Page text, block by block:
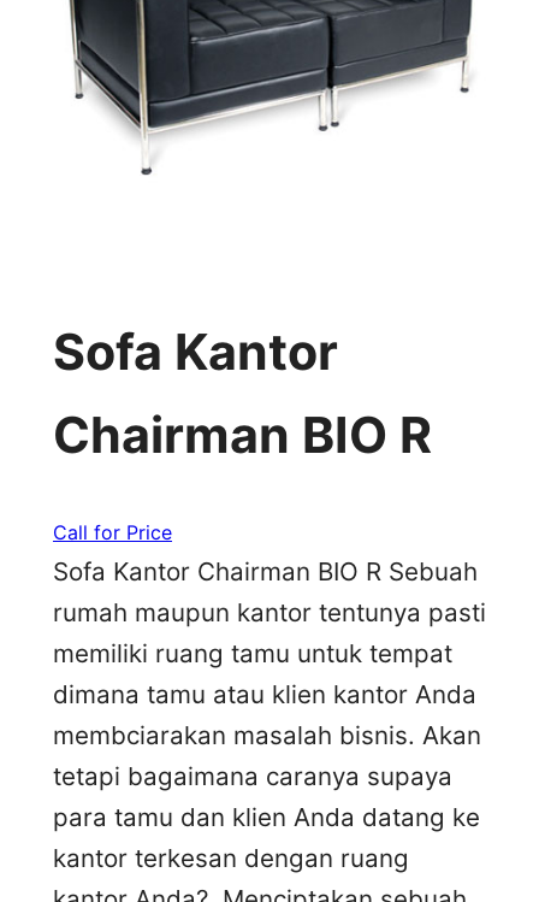
Sofa Kantor
Chairman BIO R
Call for Price
Sofa Kantor Chairman BIO R Sebuah
rumah maupun kantor tentunya pasti
memiliki ruang tamu untuk tempat
dimana tamu atau klien kantor Anda
membciarakan masalah bisnis. Akan
tetapi bagaimana caranya supaya
para tamu dan klien Anda datang ke
kantor terkesan dengan ruang